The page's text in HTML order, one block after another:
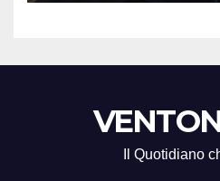
Il Quotidiano